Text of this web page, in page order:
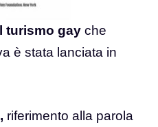
turismo gay che
è stata lanciata in
riferimento alla parola